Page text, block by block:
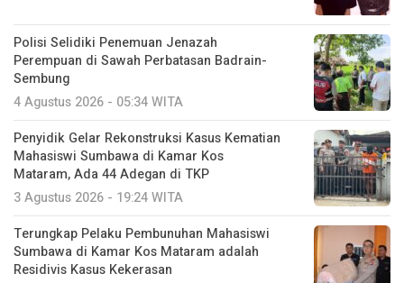
Polisi Selidiki Penemuan Jenazah
Perempuan di Sawah Perbatasan Badrain-
Sembung
4 Agustus 2026 - 05:34 WITA
Penyidik Gelar Rekonstruksi Kasus Kematian
Mahasiswi Sumbawa di Kamar Kos
Mataram, Ada 44 Adegan di TKP
3 Agustus 2026 - 19:24 WITA
Terungkap Pelaku Pembunuhan Mahasiswi
Sumbawa di Kamar Kos Mataram adalah
Residivis Kasus Kekerasan